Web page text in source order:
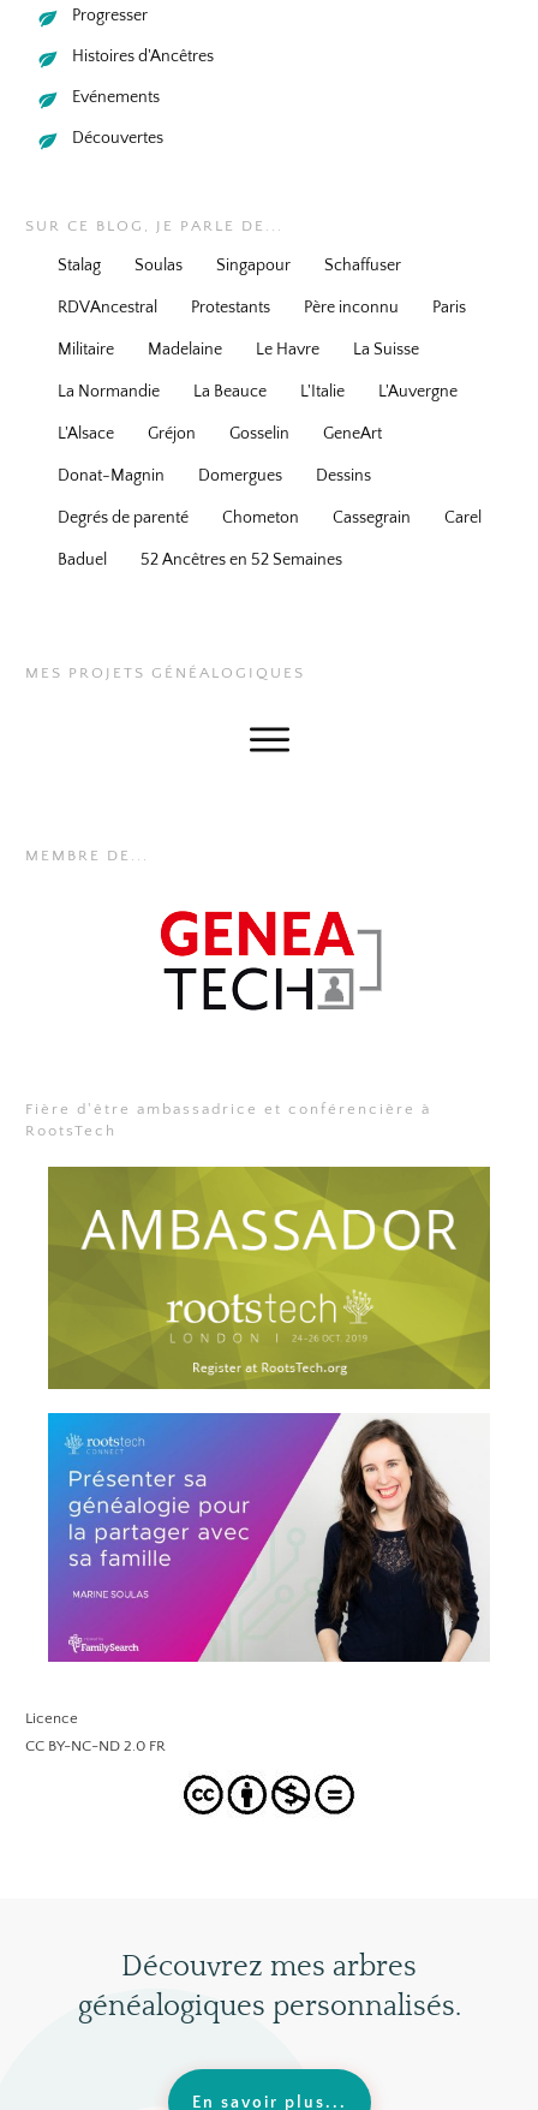
Progresser
Histoires d'Ancêtres
Evénements
Découvertes
SUR CE BLOG, JE PARLE DE...
Stalag Soulas Singapour Schaffuser
RDVAncestral Protestants Père inconnu Paris
Militaire Madelaine Le Havre La Suisse
La Normandie La Beauce L'Italie L'Auvergne
L'Alsace Gréjon Gosselin GeneArt
Donat-Magnin Domergues Dessins
Degrés de parenté Chometon Cassegrain Carel
Baduel 52 Ancêtres en 52 Semaines
MES PROJETS GÉNÉALOGIQUES
MEMBRE DE...
Fière d'être ambassadrice et conférencière à
RootsTech
Licence
CC BY-NC-ND 2.0 FR
Découvrez mes arbres
généalogiques personnalisés.
En savoir plus...